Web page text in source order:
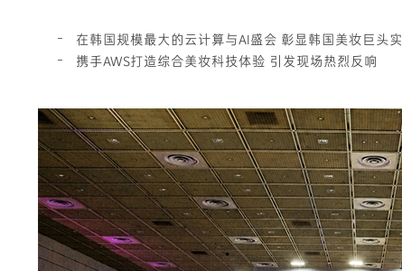
在韩国规模最大的云计算与AI盛会 彰显韩国美妆巨头
携手AWS打造综合美妆科技体验 引发现场热烈反响